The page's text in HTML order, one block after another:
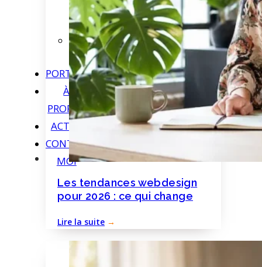
Site
Vitrine
Identité
Graphique
PORTFOLIO
À
PROPOS
ACTUS
CONTACTEZ-
MOI
Les tendances webdesign
pour 2026 : ce qui change
Lire la suite →